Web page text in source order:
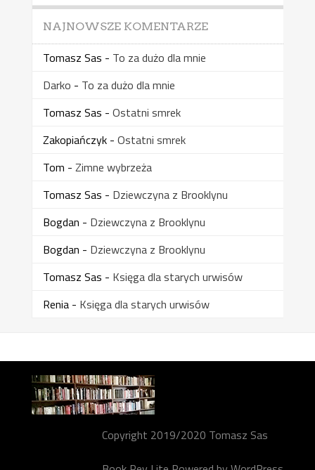
NAJNOWSZE KOMENTARZE
Tomasz Sas - To za dużo dla mnie
Darko - To za dużo dla mnie
Tomasz Sas - Ostatni smrek
Zakopiańczyk- Ostatni smrek
Tom - Zimne wybrzeża
Tomasz Sas - Dziewczyna z Brooklynu
Bogdan - Dziewczyna z Brooklynu
Bogdan - Dziewczyna z Brooklynu
Tomasz Sas - Księga dla starych urwisów
Renia- Księga dla starych urwisów
Copyright 2019/2020 Tomasz Sas